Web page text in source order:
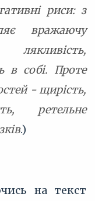
риси: з
вражаючу
лякливість,
в собі. Проте
- щирість,
ретельне
.)
на текст